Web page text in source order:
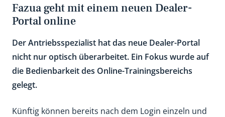
Fazua geht mit einem neuen Dealer-
Portal online
Der Antriebsspezialist hat das neue Dealer-Portal
nicht nur optisch überarbeitet. Ein Fokus wurde auf
die Bedienbarkeit des Online-Trainingsbereichs
gelegt.
Künftig können bereits nach dem Login einzeln und